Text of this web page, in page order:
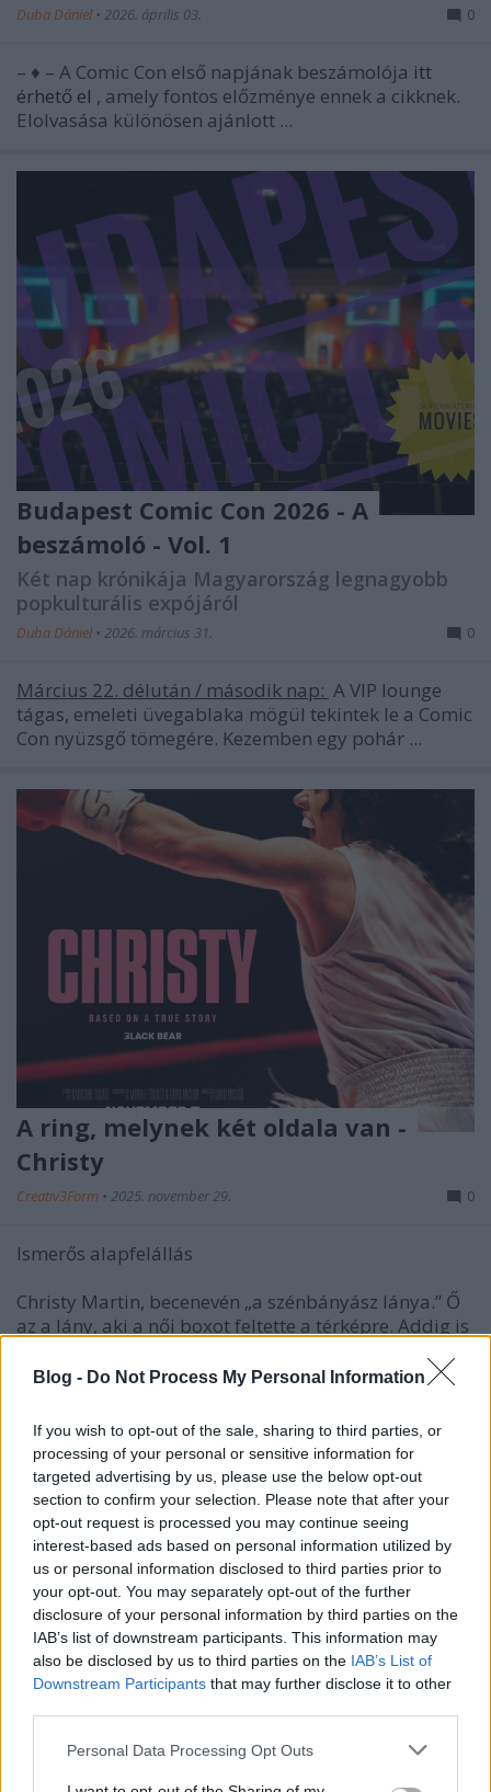
Blog - Do Not Process My Personal Information
If you wish to opt-out of the sale, sharing to third parties, or
processing of your personal or sensitive information for
targeted advertising by us, please use the below opt-out
section to confirm your selection. Please note that after your
opt-out request is processed you may continue seeing
interest-based ads based on personal information utilized by
us or personal information disclosed to third parties prior to
your opt-out. You may separately opt-out of the further
disclosure of your personal information by third parties on the
IAB’s list of downstream participants. This information may
also be disclosed by us to third parties on the IAB’s List of
Downstream Participants that may further disclose it to other
Please note that this website/app uses one or more Google
Personal Data Processing Opt Outs
Duba Dániel • 2026. április 03. 0
– ♦ – A Comic Con első napjának beszámolója itt
érhető el , amely fontos előzménye ennek a cikknek.
Elolvasása különösen ajánlott ...
Budapest Comic Con 2026 - A
beszámoló - Vol. 1
Két nap krónikája Magyarország legnagyobb
popkulturális expójáról
Duba Dániel • 2026. március 31. 0
Március 22. délután / második nap: A VIP lounge
tágas, emeleti üvegablaka mögül tekintek le a Comic
Con nyüzsgő tömegére. Kezemben egy pohár ...
A ring, melynek két oldala van -
Christy
Creativ3Form • 2025. november 29. 0
Ismerős alapfelállás
Christy Martin, becenevén „a szénbányász lánya.” Ő
az a lány, aki a női boxot feltette a térképre. Addig is
Az ostobaság elől hiába futsz - A